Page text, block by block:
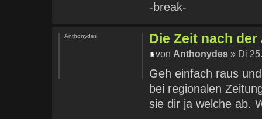
-break-
Die Zeit nach der
von Anthonydes » Di
Geh einfach raus
bei regionalen
sie dir ja welche ab.
Anthonydes